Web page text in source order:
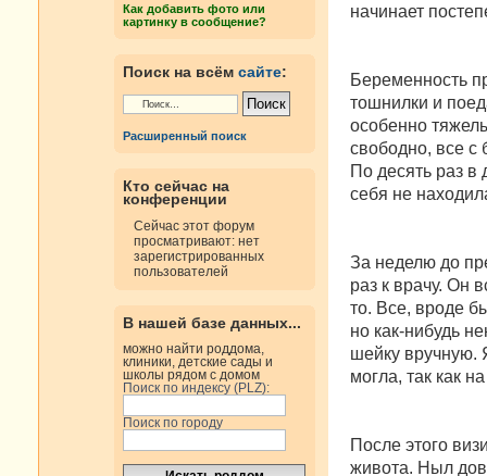
Как добавить фото или
картинку в сообщение?
Поиск на всём сайте:
Расширенный поиск
Кто сейчас на
конференции
Сейчас этот форум
просматривают: нет
зарегистрированных
пользователей
В нашей базе данных...
можно найти роддома,
клиники, детские сады и
школы рядом с домом
Поиск по индексу (PLZ):
Поиск по городу
и
начинает
Беременность
тошнилки и
особенно
свободно, все
По десять раз в
себя не
За неделю до
раз к врачу. Он
то. Все, вроде
но как-нибудь
шейку вручную.
могла, так как
После этого
живота. Ныл